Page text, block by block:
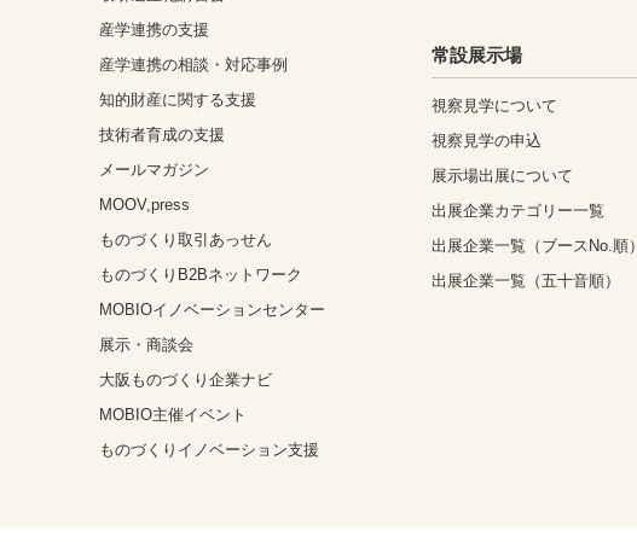
産学連携の支援
産学連携の相談・対応事例
知的財産に関する支援
技術者育成の支援
メールマガジン
MOOV,press
ものづくり取引あっせん
ものづくりB2Bネットワーク
MOBIOイノベーションセンター
展示・商談会
大阪ものづくり企業ナビ
MOBIO主催イベント
ものづくりイノベーション支援
常設展示場
視察見学について
視察見学の申込
展示場出展について
出展企業カテゴリー一覧
出展企業一覧（ブースNo.順）
出展企業一覧（五十音順）